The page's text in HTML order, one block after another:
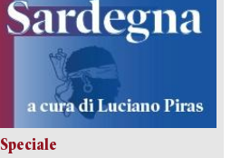
Speciale